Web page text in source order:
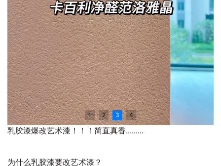
1 2 3 4
乳胶漆爆改艺术漆！！！简直真香.........
为什么乳胶漆要改艺术漆？